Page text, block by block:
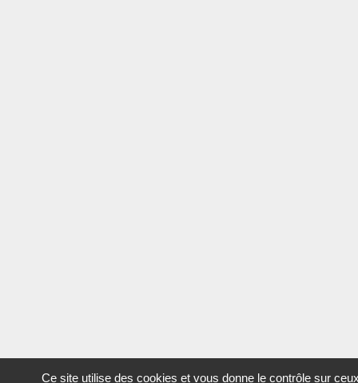
Ce site utilise des cookies et vous donne le contrôle sur